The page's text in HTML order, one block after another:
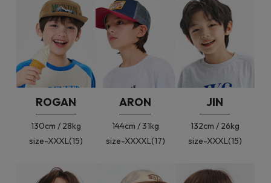
ROGAN
130cm / 28kg
size-XXXL(15)
ARON
144cm / 31kg
size-XXXXL(17)
JIN
132cm / 26kg
size-XXXL(15)